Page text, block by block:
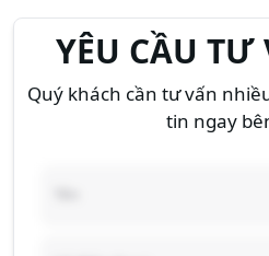
YÊU CẦU TƯ
Quý khách cần tư vấn
tin ngay